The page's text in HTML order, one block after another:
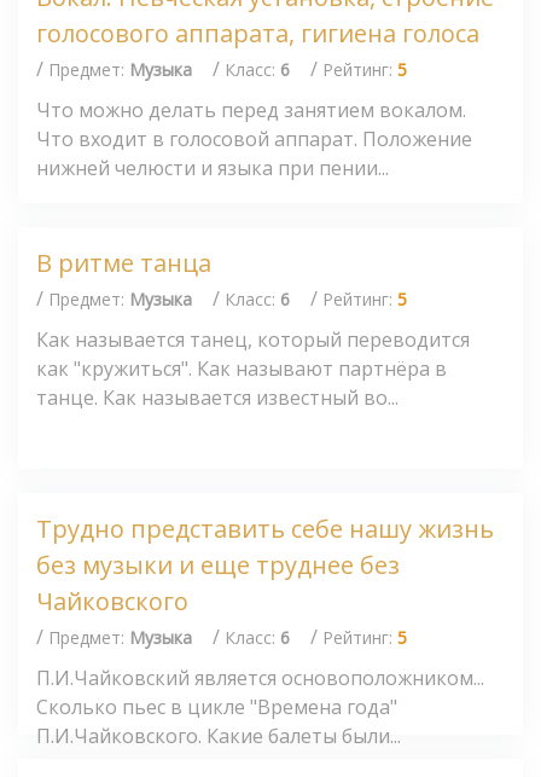
голосового аппарата, гигиена голоса
/ Предмет: Музыка / Класс: 6 / Рейтинг: 5
Что можно делать перед занятием вокалом.
Что входит в голосовой аппарат. Положение
нижней челюсти и языка при пении...
В ритме танца
/ Предмет: Музыка / Класс: 6 / Рейтинг: 5
Как называется танец, который переводится
как "кружиться". Как называют партнёра в
танце. Как называется известный во...
Трудно представить себе нашу жизнь
без музыки и еще труднее без
Чайковского
/ Предмет: Музыка / Класс: 6 / Рейтинг: 5
П.И.Чайковский является основоположником...
Сколько пьес в цикле "Времена года"
П.И.Чайковского. Какие балеты были...